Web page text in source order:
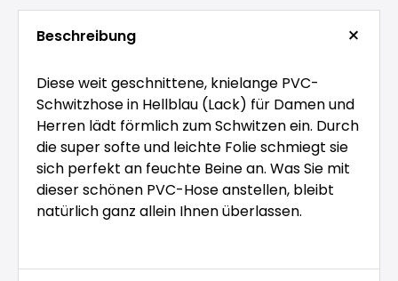
Beschreibung
Diese weit geschnittene, knielange PVC-
Schwitzhose in Hellblau (Lack) für Damen und
Herren lädt förmlich zum Schwitzen ein. Durch
die super softe und leichte Folie schmiegt sie
sich perfekt an feuchte Beine an. Was Sie mit
dieser schönen PVC-Hose anstellen, bleibt
natürlich ganz allein Ihnen überlassen.